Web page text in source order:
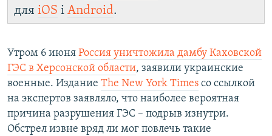
для iOS і Android.
Утром 6 июня Россия уничтожила дамбу Каховской
ГЭС в Херсонской области, заявили украинские
военные. Издание The New York Times со ссылкой
на экспертов заявляло, что наиболее вероятная
причина разрушения ГЭС – подрыв изнутри.
Обстрел извне вряд ли мог повлечь такие